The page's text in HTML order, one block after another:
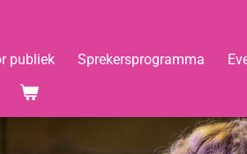
publiek Sprekersprogramma